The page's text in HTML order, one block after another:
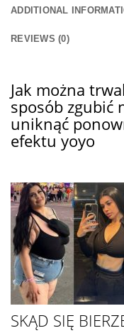
ADDITIONAL
REVIEWS (0)
Jak można
sposób zgubić
uniknąć
efektu yoyo
SKĄD SIĘ